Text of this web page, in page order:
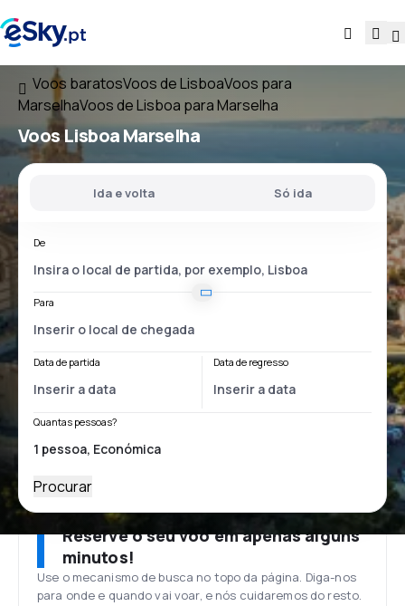
Voos baratosVoos de LisboaVoos para
MarselhaVoos de Lisboa para Marselha
VoosLisboa Marselha
Ida e volta Só ida
De
Para
Data de partida Data de regresso
Quantas pessoas?
Procurar
Reserve o seu voo em apenas alguns
minutos!
Use o mecanismo de busca no topo da página. Diga-nos
para onde e quando vai voar, e nós cuidaremos do resto.